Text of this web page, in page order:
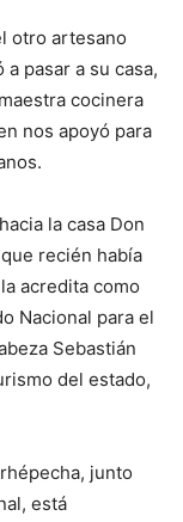
otro artesano
pasar a su casa,
cocinera
nos apoyó para
la casa Don
recién había
acredita como
Nacional para el
Sebastián
del estado,
junto
está